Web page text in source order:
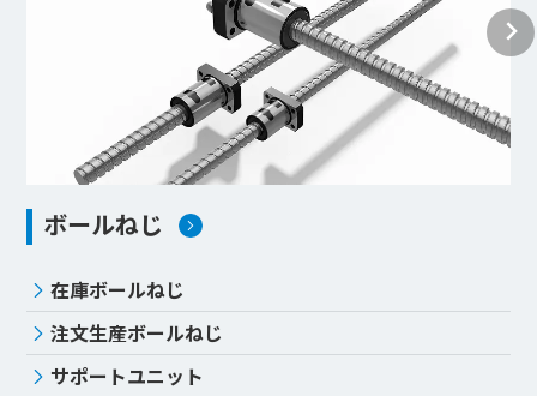
ボールねじ
在庫ボールねじ
注文生産ボールねじ
サポートユニット